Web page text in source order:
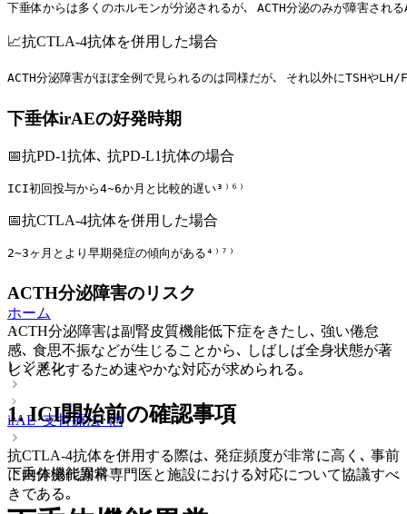
下垂体からは多くのホルモンが分泌されるが､ ACTH分泌のみが障害され
📈抗CTLA-4抗体を併用した場合
ACTH分泌障害がほぼ全例で見られるのは同様だが､ それ以外にTSHや
下垂体irAEの好発時期
📅抗PD-1抗体､ 抗PD-L1抗体の場合
ICI初回投与から4~6か月と比較的遅い³⁾⁶⁾
📅抗CTLA-4抗体を併用した場合
2~3ヶ月とより早期発症の傾向がある⁴⁾⁷⁾
ACTH分泌障害のリスク
ACTH分泌障害は副腎皮質機能低下症をきたし､ 強い倦怠
感､ 食思不振などが生じることから､ しばしば全身状態が著
しく悪化するため速やかな対応が求められる｡
1. ICI開始前の確認事項
抗CTLA-4抗体を併用する際は､ 発症頻度が非常に高く､ 事前
に内分泌代謝科専門医と施設における対応について協議すべ
きである｡
ホーム
レジメン
irAE･支持療法･他
下垂体機能異常